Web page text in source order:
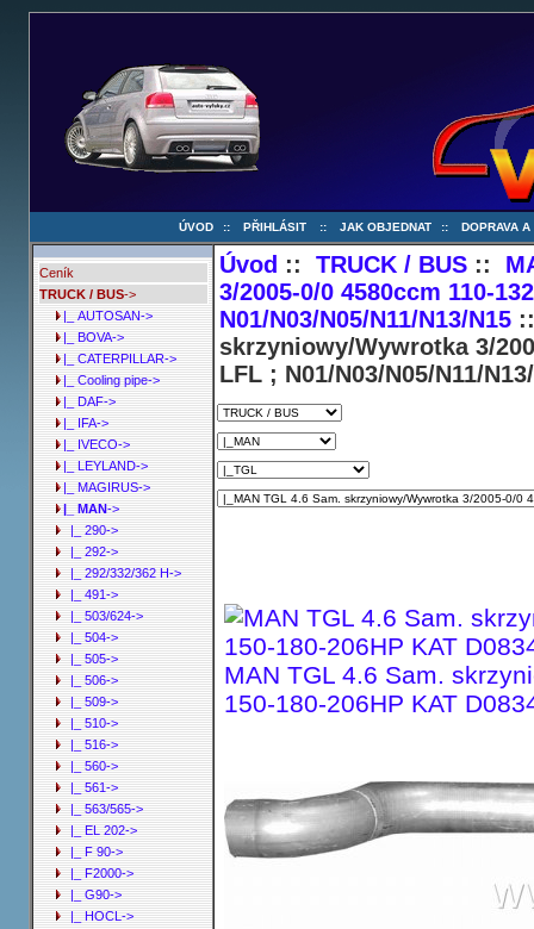
ÚVOD :: PŘIHLÁSIT :: JAK OBJEDNAT :: DOPRAVA A
Ceník
TRUCK / BUS->
|_ AUTOSAN->
|_ BOVA->
|_ CATERPILLAR->
|_ Cooling pipe->
|_ DAF->
|_ IFA->
|_ IVECO->
|_ LEYLAND->
|_ MAGIRUS->
|_ MAN->
|_ 290->
|_ 292->
|_ 292/332/362 H->
|_ 491->
|_ 503/624->
|_ 504->
|_ 505->
|_ 506->
|_ 509->
|_ 510->
|_ 516->
|_ 560->
|_ 561->
|_ 563/565->
|_ EL 202->
|_ F 90->
|_ F2000->
|_ G90->
|_ HOCL->
Úvod ::TRUCK / BUS ::
3/2005-0/0 4580ccm 110-
N01/N03/N05/N11/N13/N15
skrzyniowy/Wywrotka 3/
LFL ; N01/N03/N05/N11/
MAN TGL 4.6 Sam.
150-180-206HP KAT